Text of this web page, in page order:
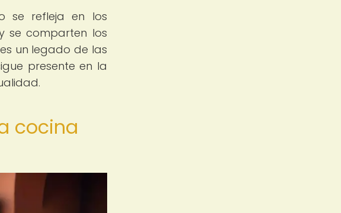
se refleja en los
se comparten los
un legado de las
presente en la
cocina